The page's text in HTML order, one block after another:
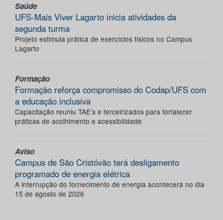
Saúde
UFS-Mais Viver Lagarto inicia atividades da
segunda turma
Projeto estimula prática de exercícios físicos no Campus
Lagarto
Formação
Formação reforça compromisso do Codap/UFS com
a educação inclusiva
Capacitação reuniu TAE’s e terceirizados para fortalecer
práticas de acolhimento e acessibilidade
Aviso
Campus de São Cristóvão terá desligamento
programado de energia elétrica
A interrupção do fornecimento de energia acontecerá no dia
15 de agosto de 2026